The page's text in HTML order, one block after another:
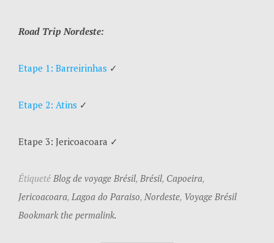
Road Trip Nordeste:
Etape 1: Barreirinhas ✓
Etape 2: Atins ✓
Etape 3: Jericoacoara ✓
Étiqueté Blog de voyage Brésil, Brésil, Capoeira,
Jericoacoara, Lagoa do Paraiso, Nordeste, Voyage Brésil
Bookmark the permalink.